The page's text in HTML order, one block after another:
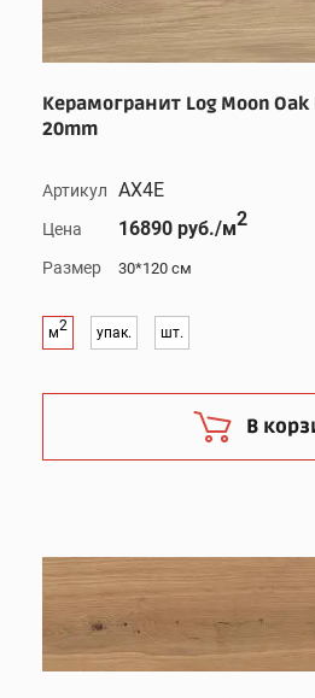
Керамогранит Log Moon Oak
20mm
Артикул AX4E
Цена 16890 руб./м2
Размер 30*120 см
м2 упак. шт.
В